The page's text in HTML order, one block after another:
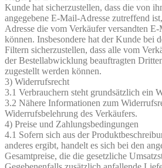
Kunde hat sicherzustellen, dass die von
angegebene E-Mail-Adresse zutreffend
Adresse die vom Verkäufer versandten
können. Insbesondere hat der Kunde bei
Filtern sicherzustellen, dass alle vom
der Bestellabwicklung beauftragten
zugestellt werden können.
3) Widerrufsrecht
3.1 Verbrauchern steht grundsätzlich ein
3.2 Nähere Informationen zum
Widerrufsbelehrung des Verkäufers.
4) Preise und Zahlungsbedingungen
4.1 Sofern sich aus der
anderes ergibt, handelt es sich bei den
Gesamtpreise, die die gesetzliche